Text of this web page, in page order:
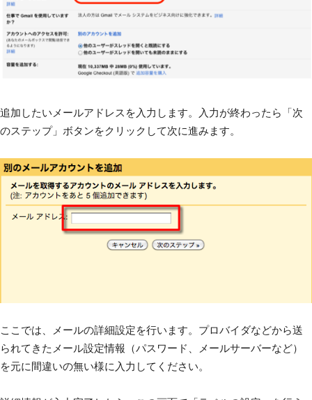
追加したいメールアドレスを入力します。入力が終わったら「次
のステップ」ボタンをクリックして次に進みます。
ここでは、メールの詳細設定を行います。プロバイダなどから送
られてきたメール設定情報（パスワード、メールサーバーなど）
を元に間違いの無い様に入力してください。